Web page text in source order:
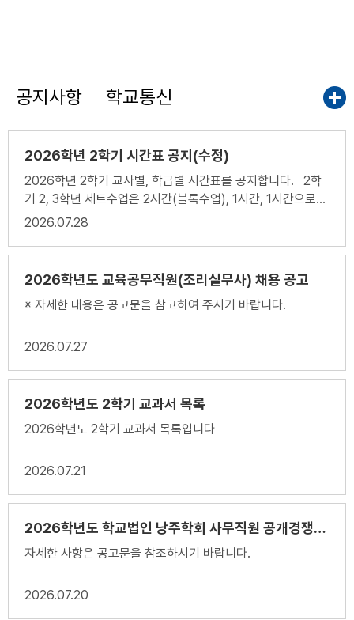
공지사항 학교통신
2026학년 2학기 시간표 공지(수정)
2026학년 2학기 교사별, 학급별 시간표를 공지합니다. 2학
기 2, 3학년 세트수업은 2시간(블록수업), 1시간, 1시간으로
운영됩니다. 시간표에 표기된 아래방향의 화살표는 블록수업
일 7교시 공강 -> 수업 금요일 4교시 수업 -> 공강
2026 07.28
2026학년도 교육공무직원(조리실무사) 채용 공고
※ 자세한 내용은 공고문을 참고하여 주시기 바랍니다.
2026 07.27
2026학년도 2학기 교과서 목록
2026학년도 2학기 교과서 목록입니다
2026 07.21
2026학년도 학교법인 낭주학회 사무직원 공개경쟁임용 시행계획 공고
자세한 사항은 공고문을 참조하시기 바랍니다.
2026 07.20